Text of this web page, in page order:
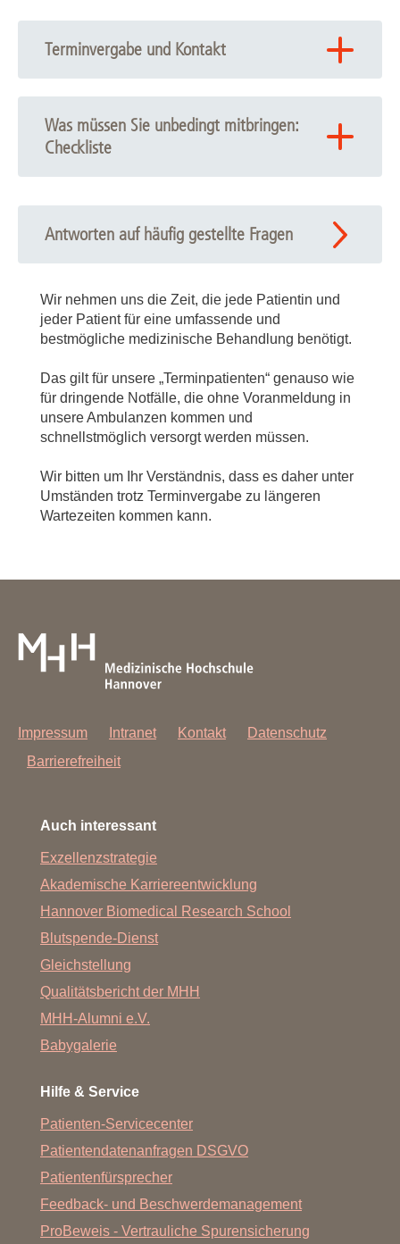
Terminvergabe und Kontakt
Die Terminvergabe erfolgt in der behandelnden
Ambulanz direkt. Ihren Kontakt zur Anmeldung finden Sie
auf der Website der jeweiligenKliniken.
Für allgemeine Fragen erreichen Sie das Patienten-
Servicecenter unter 0511-532 5000.
Was müssen Sie unbedingt mitbringen:
Checkliste
Ihre elektronische Gesundheitskarte
(Fach-)Arztes
Ihre aktuellen Vorbefunde (Röntgenaufnahmen,
Antworten auf häufig gestellte Fragen
Wir nehmen uns die Zeit, die jede Patientin und
jeder Patient für eine umfassende und
bestmögliche medizinische Behandlung benötigt.
Das gilt für unsere „Terminpatienten“ genauso wie
für dringende Notfälle, die ohne Voranmeldung in
unsere Ambulanzen kommen und
schnellstmöglich versorgt werden müssen.
Wir bitten um Ihr Verständnis, dass es daher unter
Umständen trotz Terminvergabe zu längeren
Wartezeiten kommen kann.
Impressum Intranet Kontakt
Datenschutz
Barrierefreiheit
Auch interessant
Exzellenzstrategie
Akademische Karriereentwicklung
Hannover Biomedical Research School
Blutspende-Dienst
Gleichstellung
Qualitätsbericht der MHH
MHH-Alumni e.V.
Babygalerie
Hilfe & Service
Patienten-Servicecenter
Patientendatenanfragen DSGVO
Patientenfürsprecher
Feedback- und Beschwerdemanagement
ProBeweis - Vertrauliche Spurensicherung